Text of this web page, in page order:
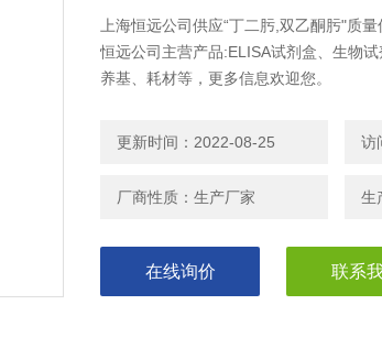
上海恒远公司供应“丁二肟,双乙酮肟"质
恒远公司主营产品:ELISA试剂盒、生物
养基、耗材等，更多信息欢迎您。
更新时间：2022-08-25 访
厂商性质：生产厂家 生
在线询价 联系